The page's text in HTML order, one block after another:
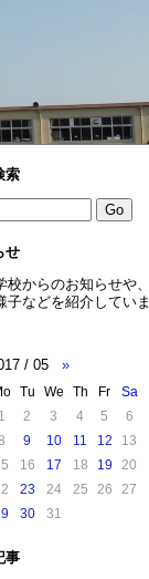
索
せ
校からのお知らせや、
子などを紹介していま
/ 05 »
Tu We Th Fr
Sa
1
2 3 4 5
6
9 10 11 12
13
16 17 18 19
20
23 24 25 26
27
30 31
事